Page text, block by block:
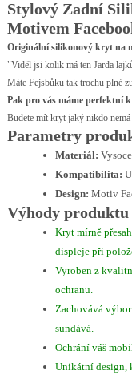
Stylový Zadní
Motivem
Originální silikonový kryt na
"Viděl jsi kolik má ten Jarda
Máte Fejsbůku tak trochu plné
Pak pro vás máme perfektní
Budete mít kryt jaký nikdo
Parametry
Materiál:
Kompatibilita:
Design: Motiv
Výhody produktu
Kryt mírně
displeje při
Vyroben z
ochranu.
Zachovává
sundává.
Ochrání váš
Unikátní design,